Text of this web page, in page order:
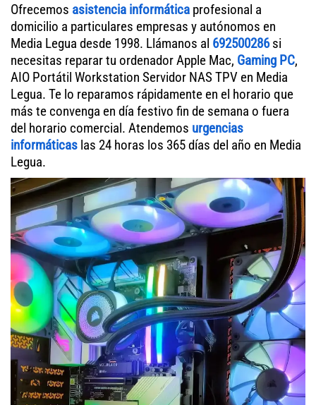
Ofrecemos asistencia informática profesional a
domicilio a particulares empresas y autónomos en
Media Legua desde 1998. Llámanos al 692500286si
necesitas reparar tu ordenador Apple Mac, Gaming PC,
AIO Portátil Workstation Servidor NAS TPV en Media
Legua. Te lo reparamos rápidamente en el horario que
más te convenga en día festivo fin de semana o fuera
del horario comercial. Atendemos urgencias
informáticas las 24 horas los 365 días del año en Media
Legua.